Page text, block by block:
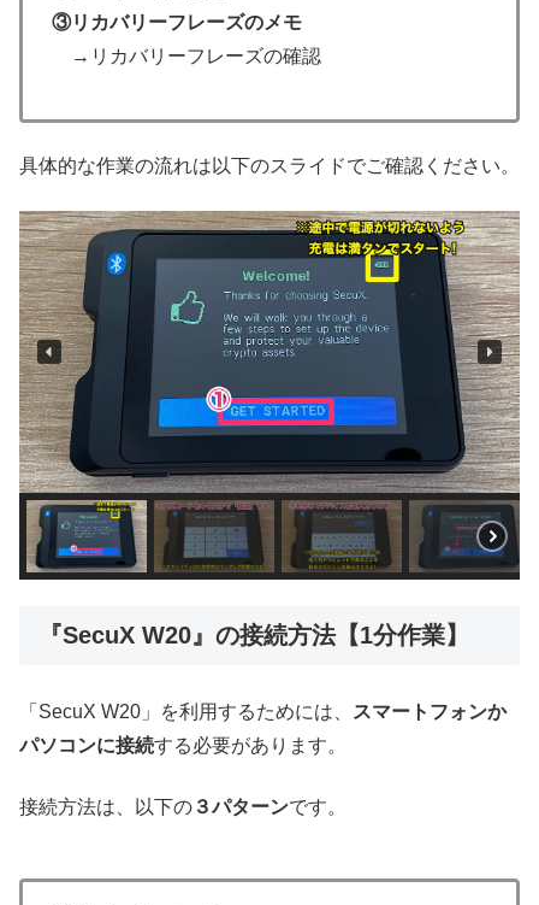
③リカバリーフレーズのメモ
→リカバリーフレーズの確認
具体的な作業の流れは以下のスライドでご確認ください。
『SecuX W20』の接続方法【1分作業】
「SecuX W20」を利用するためには、
スマートフォンか
パソコンに接続する必要があります。
接続方法は、以下の ３パターンです。